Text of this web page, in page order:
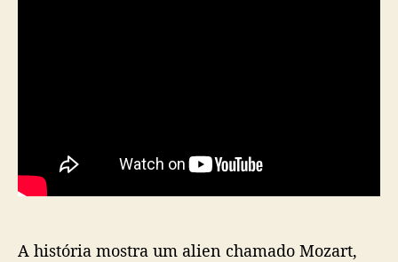
l
A história mostra um alien chamado Mozart,